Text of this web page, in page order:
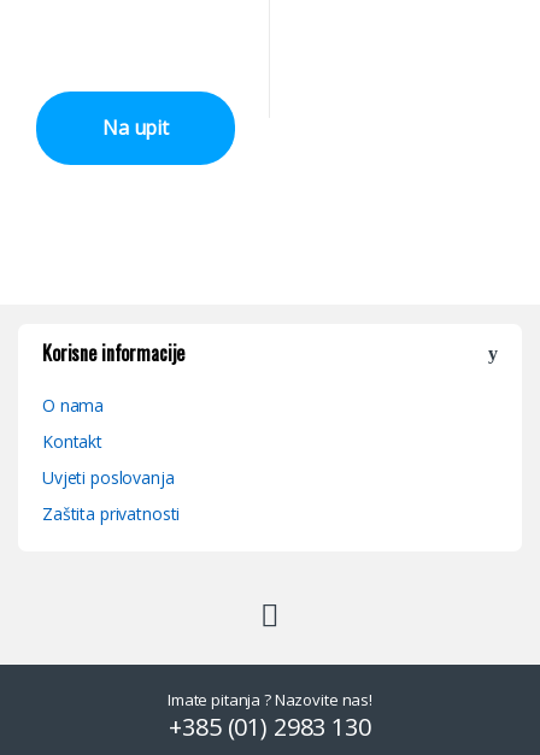
Na upit
Korisne informacije
O nama
Kontakt
Uvjeti poslovanja
Zaštita privatnosti
Imate pitanja ? Nazovite nas!
+385 (01) 2983 130